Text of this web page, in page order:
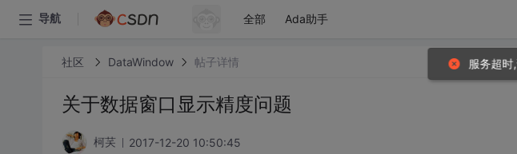
导航 全部 Ada助手
社区 DataWindow 帖子详情
关于数据窗口显示精度问题
柯芺 2017-12-20 10:50:45
服务超